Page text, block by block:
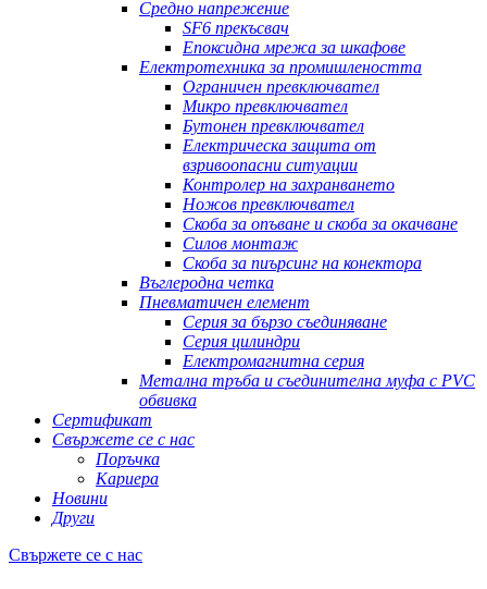
Средно напрежение
SF6 прекъсвач
Епоксидна мрежа за шкафове
Електротехника за промишлеността
Ограничен превключвател
Микро превключвател
Бутонен превключвател
Електрическа защита от
взривоопасни ситуации
Контролер на захранването
Ножов превключвател
Скоба за опъване и скоба за окачване
Силов монтаж
Скоба за пиърсинг на конектора
Въглеродна четка
Пневматичен елемент
Серия за бързо съединяване
Серия цилиндри
Електромагнитна серия
Метална тръба и съединителна муфа с PVC
обвивка
Сертификат
Свържете се с нас
Поръчка
Кариера
Новини
Други
Свържете се с нас